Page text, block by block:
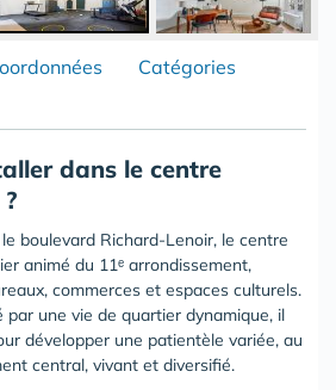
Catégories
dans le centre
boulevard Richard-Lenoir, le centre
animé du 11ᵉ arrondissement,
commerces et espaces culturels.
par une vie de quartier dynamique, il
développer une patientèle variée, au
central, vivant et diversifié.